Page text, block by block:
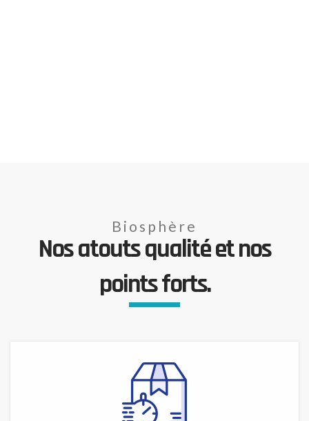
Biosphère
Nos atouts qualité et nos
points forts.